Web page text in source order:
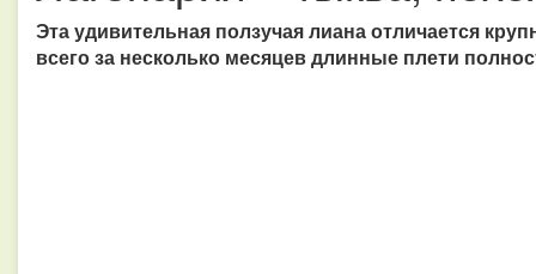
Эта удивительная ползучая лиана отличается
всего за несколько месяцев длинные плети